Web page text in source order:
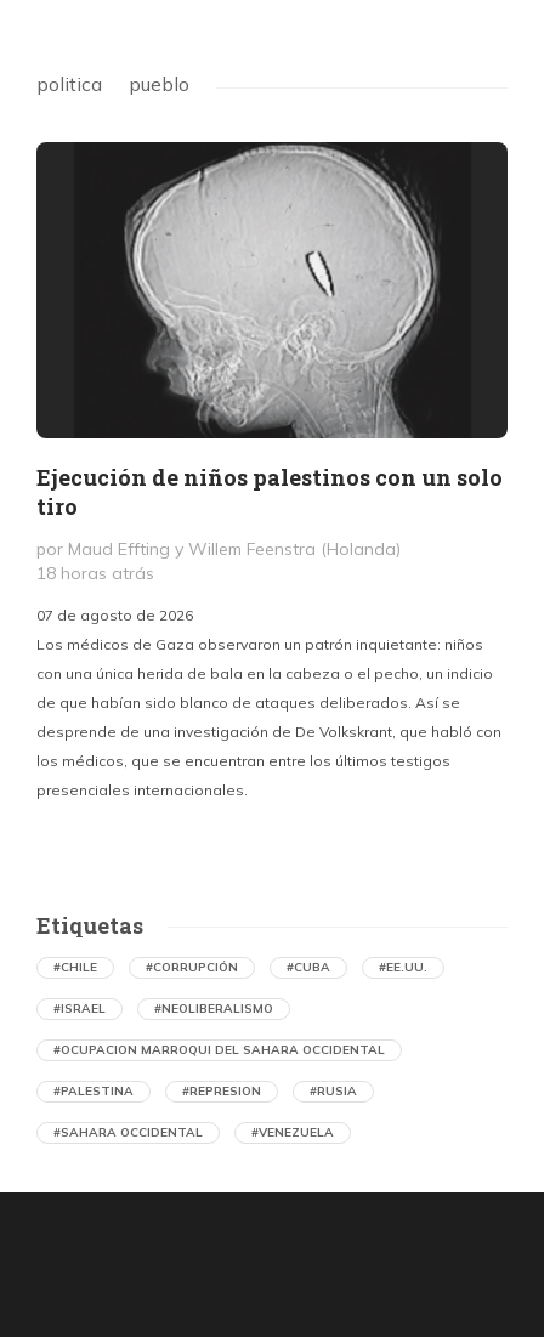
politica pueblo
Ejecución de niños palestinos con un solo
tiro
por Maud Effting y Willem Feenstra (Holanda)
18 horas atrás
07 de agosto de 2026
Los médicos de Gaza observaron un patrón inquietante: niños
con una única herida de bala en la cabeza o el pecho, un indicio
de que habían sido blanco de ataques deliberados. Así se
desprende de una investigación de De Volkskrant, que habló con
los médicos, que se encuentran entre los últimos testigos
presenciales internacionales.
Ejecución de niños palestinos con un solo
Etiquetas
#CHILE #CORRUPCIÓN #CUBA #EE.UU.
#ISRAEL #NEOLIBERALISMO
#OCUPACION MARROQUI DEL SAHARA OCCIDENTAL
#PALESTINA #REPRESION #RUSIA
#SAHARA OCCIDENTAL #VENEZUELA